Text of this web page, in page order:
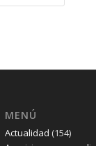
MENÚ
Actualidad (154)